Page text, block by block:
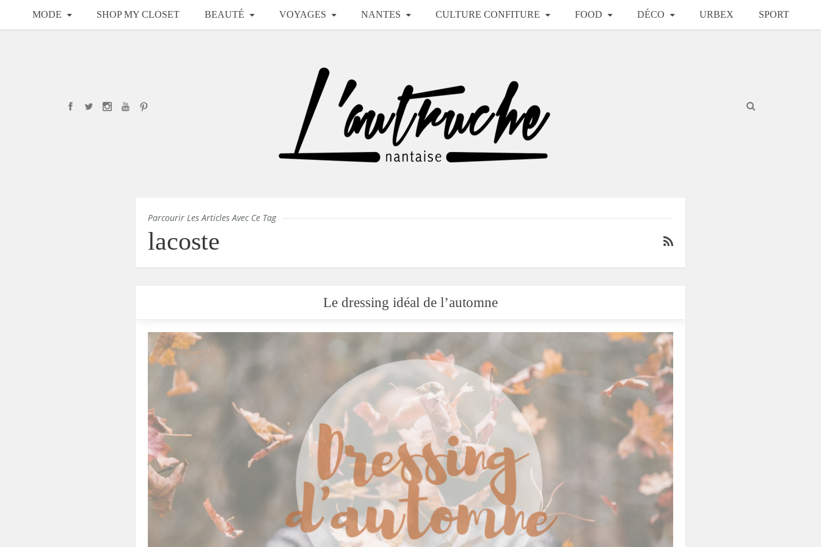
MODE SHOP MY CLOSET BEAUTÉ VOYAGES NANTES CULTURE CONFITURE FOOD DÉCO URBEX SPORT
Parcourir Les Articles Avec Ce Tag
lacoste
Le dressing idéal de l’automne